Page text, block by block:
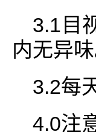
3.1目
内无异味
3.2每
4.0注